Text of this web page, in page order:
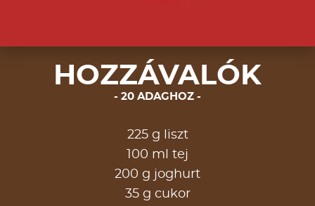
HOZZÁVALÓK
20 ADAGHOZ
225 g liszt
100 ml tej
200 g joghurt
35 g cukor